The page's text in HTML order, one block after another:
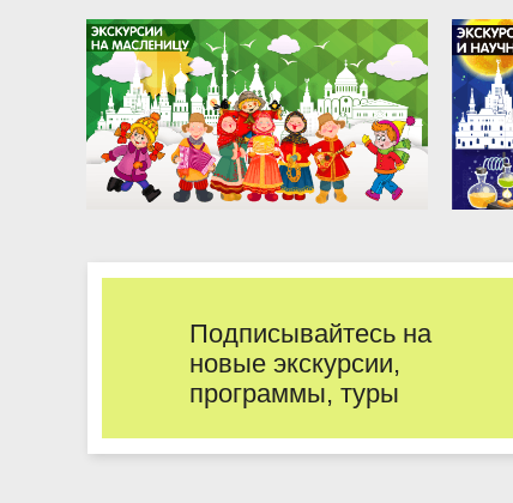
Подписывайтесь на
новые экскурсии,
программы, туры